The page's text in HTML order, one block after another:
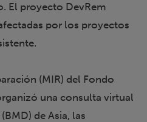
El proyecto DevRem
por los proyectos
(MIR) del Fondo
una consulta virtual
de Asia, las